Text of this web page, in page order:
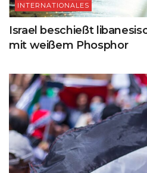
INTERNATIONALES
Israel beschießt
mit weißem Phosphor